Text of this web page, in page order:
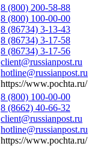
8 (800) 200-58-88
8 (800) 100-00-00
8 (86734) 3-13-43
8 (86734) 3-17-58
8 (86734) 3-17-56
client@russianpost.ru
hotline@russianpost.ru
https://www.pochta.ru/
8 (800) 100-00-00
8 (8662) 40-66-32
client@russianpost.ru
hotline@russianpost.ru
https://www.pochta.ru/